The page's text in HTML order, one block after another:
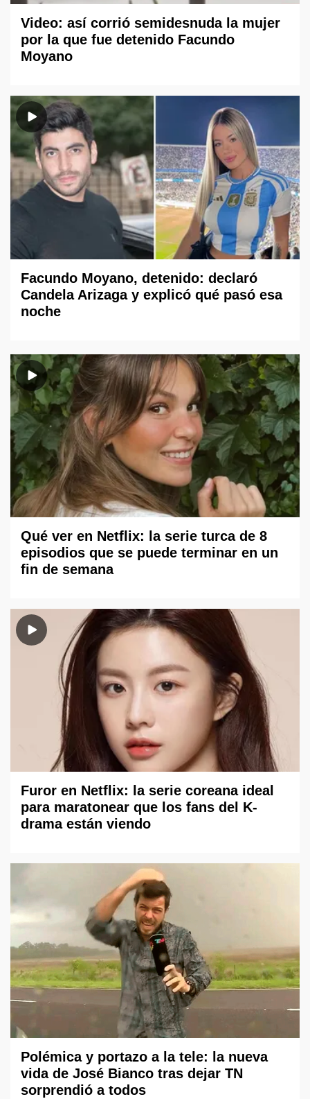
Video: así corrió semidesnuda la mujer
por la que fue detenido Facundo
Moyano
Facundo Moyano, detenido: declaró
Candela Arizaga y explicó qué pasó esa
noche
Qué ver en Netflix: la serie turca de 8
episodios que se puede terminar en un
fin de semana
Furor en Netflix: la serie coreana ideal
para maratonear que los fans del K-
drama están viendo
Polémica y portazo a la tele: la nueva
vida de José Bianco tras dejar TN
sorprendió a todos